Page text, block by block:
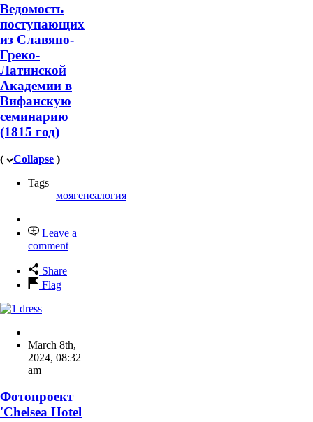
Ведомость
поступающих
из Славяно-
Греко-
Латинской
Академии в
Вифанскую
семинарию
(1815 год)
( Collapse )
Tags
моягенеалогия
Leave a
comment
Share
Flag
March 8th,
2024, 08:32
am
Фотопроект
'Chelsea Hotel